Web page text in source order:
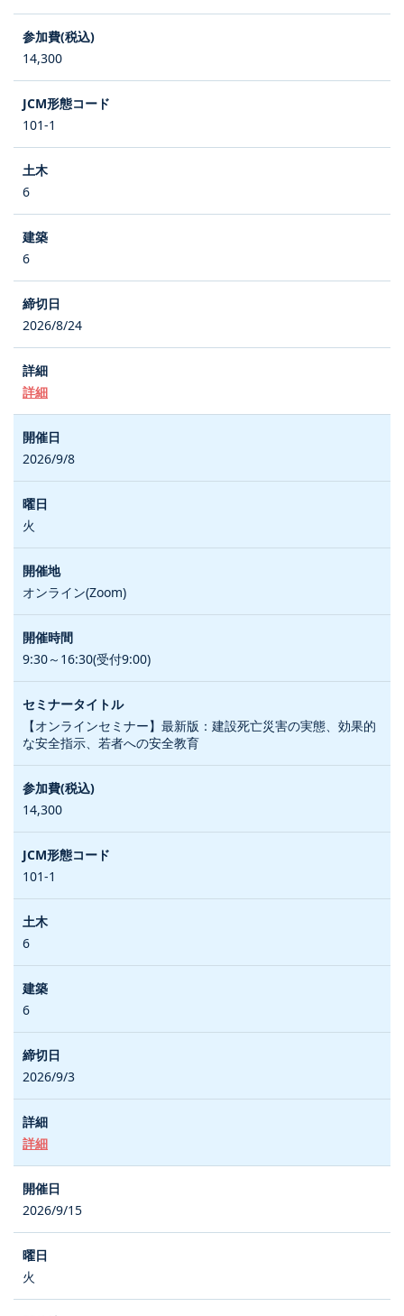
14,300
101-1
6
6
2026/8/24
詳細
2026/9/8
火
オンライン(Zoom)
9:30～16:30(受付9:00)
【オンラインセミナー】最新版：建設死亡災害の実態、効果的
な安全指示、若者への安全教育
14,300
101-1
6
6
2026/9/3
詳細
2026/9/15
火